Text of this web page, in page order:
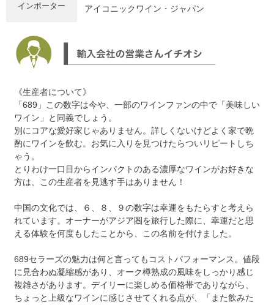
インポーター アイコニックワイン・ジャパン
《生産者について》
「689」この数字は今や、一部のワインファンの中で「美味しい
ワイン」と同義でしょう。
別にコアな愛好家じゃありません。詳しくないけどよく家で晩
酌にワインを飲む。お気に入りを見つけたらついリピートしち
ゃう。
とりわけ一口目からインパクトのある濃厚なワインがお好きな
方は、この生産者を見逃す手はありません！
中国の文化では、６、８、９の数字は幸運をもたらすと考えら
れています。オーナーがアジア圏を旅行した際に、幸運だと思
える体験を何度もしたことから、この名前を付けました。
689セラーズの魅力は何と言ってもコストパフォーマンス。値段
に見合わぬ凝縮感があり、オーク樽熟成の風味をしっかり感じ
複雑さがあります。デイリーに楽しめる価格帯でありながら、
ちょっと上級なワインに感じさせてくれる点が、「また飲みた